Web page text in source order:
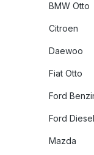
BMW Otto
Citroen
Daewoo
Fiat Otto
Ford
Ford Diesel
Mazda